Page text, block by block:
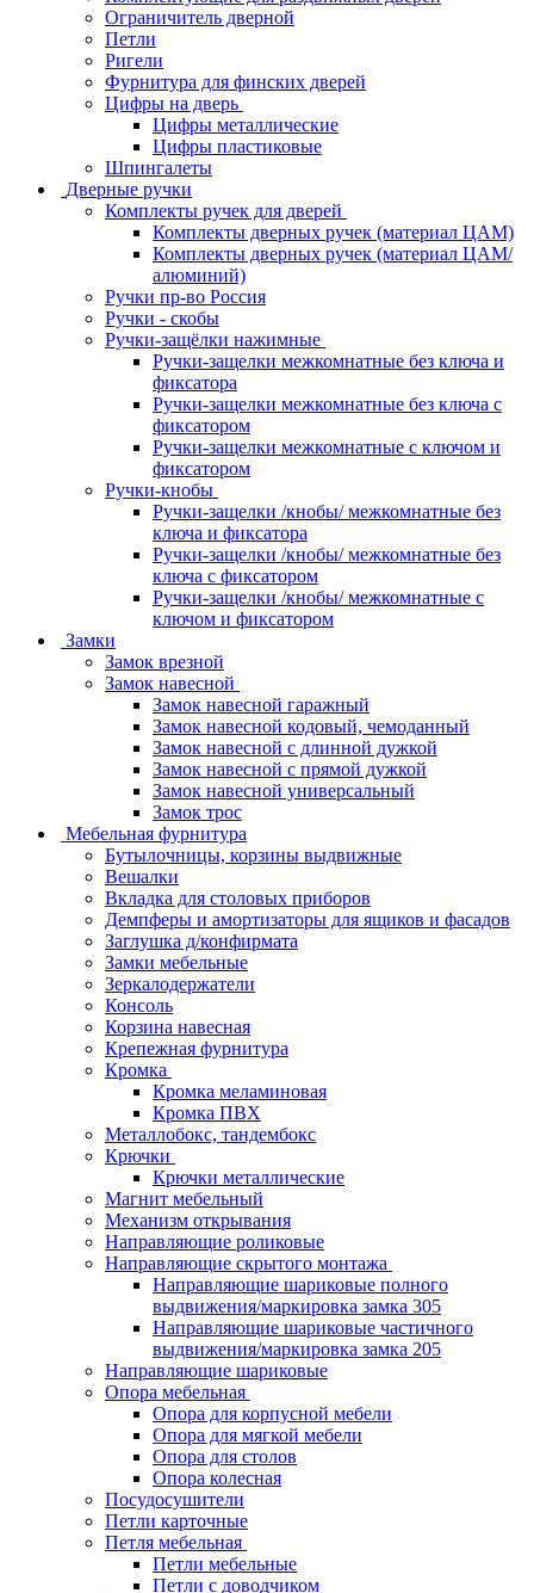
Ограничитель дверной
Петли
Ригели
Фурнитура для финских дверей
Цифры на дверь
Цифры металлические
Цифры пластиковые
Шпингалеты
Дверные ручки
Комплекты ручек для дверей
Комплекты дверных ручек (материал ЦАМ)
Комплекты дверных ручек (материал ЦАМ/
алюминий)
Ручки пр-во Россия
Ручки - скобы
Ручки-защёлки нажимные
Ручки-защелки межкомнатные без ключа и
фиксатора
Ручки-защелки межкомнатные без ключа с
фиксатором
Ручки-защелки межкомнатные с ключом и
фиксатором
Ручки-кнобы
Ручки-защелки /кнобы/ межкомнатные без
ключа и фиксатора
Ручки-защелки /кнобы/ межкомнатные без
ключа с фиксатором
Ручки-защелки /кнобы/ межкомнатные с
ключом и фиксатором
Замки
Замок врезной
Замок навесной
Замок навесной гаражный
Замок навесной кодовый, чемоданный
Замок навесной с длинной дужкой
Замок навесной с прямой дужкой
Замок навесной универсальный
Замок трос
Мебельная фурнитура
Бутылочницы, корзины выдвижные
Вешалки
Вкладка для столовых приборов
Демпферы и амортизаторы для ящиков и фасадов
Заглушка д/конфирмата
Замки мебельные
Зеркалодержатели
Консоль
Корзина навесная
Крепежная фурнитура
Кромка
Кромка меламиновая
Кромка ПВХ
Металлобокс, тандембокс
Крючки
Крючки металлические
Магнит мебельный
Механизм открывания
Направляющие роликовые
Направляющие скрытого монтажа
Направляющие шариковые полного
выдвижения/маркировка замка 305
Направляющие шариковые частичного
выдвижения/маркировка замка 205
Направляющие шариковые
Опора мебельная
Опора для корпусной мебели
Опора для мягкой мебели
Опора для столов
Опора колесная
Посудосушители
Петли карточные
Петля мебельная
Петли мебельные
Петли с доводчиком